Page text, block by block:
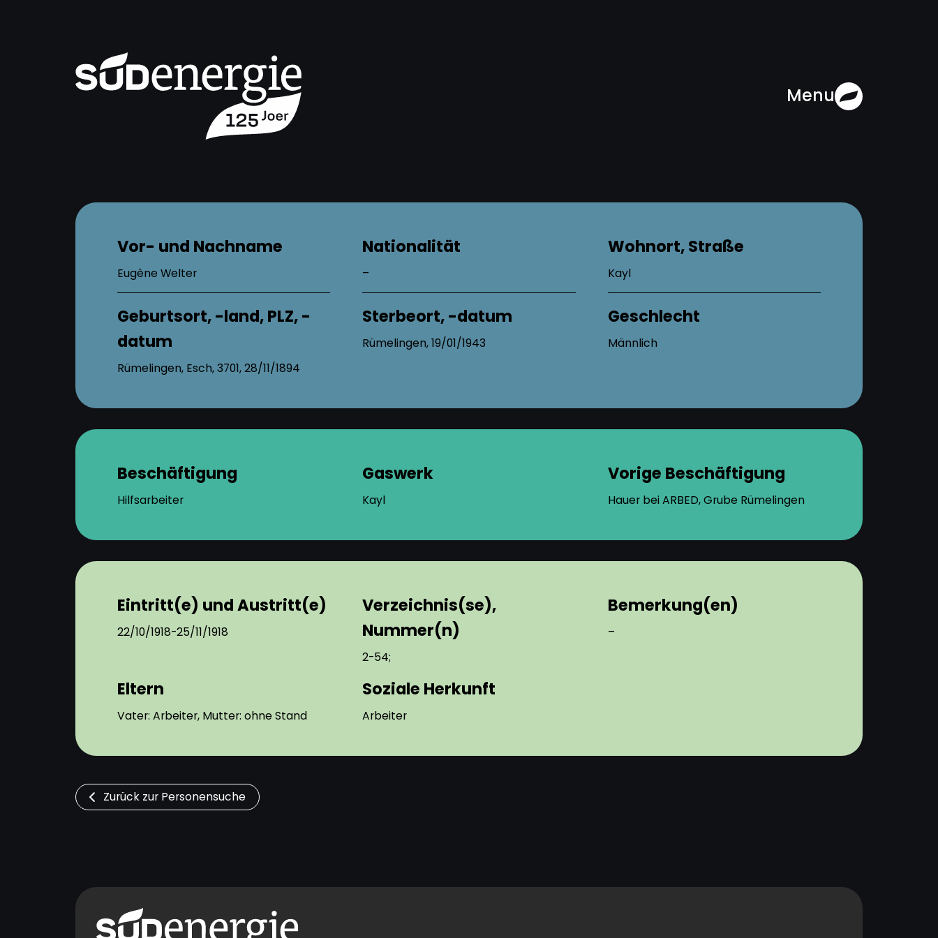
Menu
Vor- und Nachname
Eugène Welter
Geburtsort, -land, PLZ, -
datum
Rümelingen, Esch, 3701, 28/11/1894
Nationalität
–
Sterbeort, -datum
Rümelingen, 19/01/1943
Wohnort, Straße
Kayl
Geschlecht
Männlich
Beschäftigung
Hilfsarbeiter
Gaswerk
Kayl
Vorige Beschäftigung
Hauer bei ARBED, Grube Rümelingen
Eintritt(e) und Austritt(e)
22/10/1918-25/11/1918
Verzeichnis(se),
Nummer(n)
2-54;
Bemerkung(en)
–
Eltern
Vater: Arbeiter, Mutter: ohne Stand
Soziale Herkunft
Arbeiter
Zurück zur Personensuche